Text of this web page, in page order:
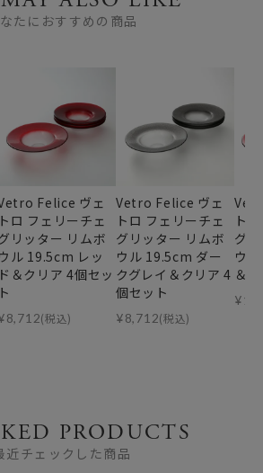
たにおすすめの商品
Felice ヴェ
トロ フェリーチェ
リッター リムボ
ウル 19.5cm レッ
ド＆クリア 4個セッ
ト
8,712(税込)
Vetro Felice ヴェ
トロ フェリーチェ
グリッター リムボ
ウル 19.5cm ダー
クグレイ＆クリア 4
個セット
¥8,712(税込)
ト
グ
ウ
＆
¥
PRODUCTS
近チェックした商品